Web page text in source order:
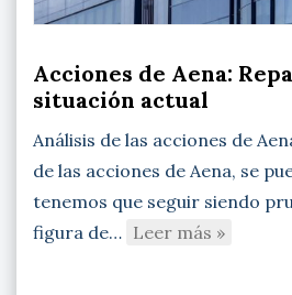
Acciones de Aena:
situación actual
Análisis de las acciones de
de las acciones de Aena, se
tenemos que seguir siendo
figura de… Leer más »